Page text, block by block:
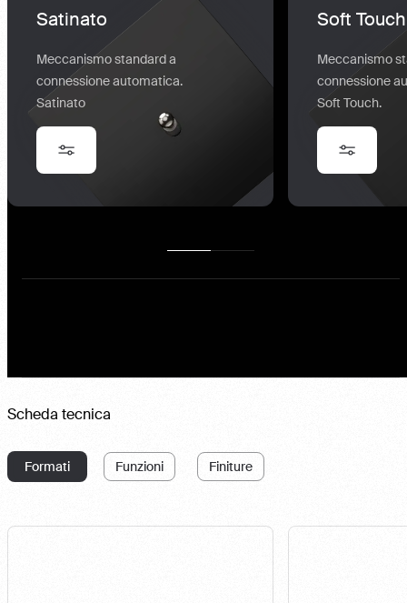
Satinato
Meccanismo standard a
connessione automatica.
Satinato
Soft Touch
Meccanismo
connessione
Soft Touch.
Scheda tecnica
Formati Funzioni Finiture